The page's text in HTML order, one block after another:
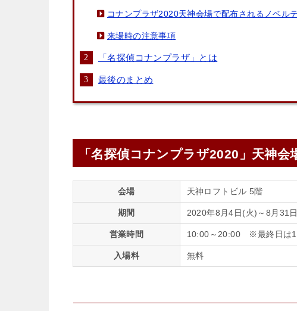
コナンプラザ2020天神会場で配布されるノベル
来場時の注意事項
「名探偵コナンプラザ」とは
最後のまとめ
「名探偵コナンプラザ2020」天神会
会場 天神ロフトビル 5階
期間 2020年8月4日(火)～8月31
営業時間 10:00～20:00 ※最終日は
入場料 無料